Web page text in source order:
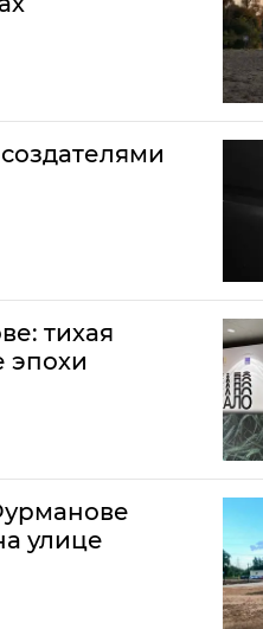
тихая
эпохи
улице